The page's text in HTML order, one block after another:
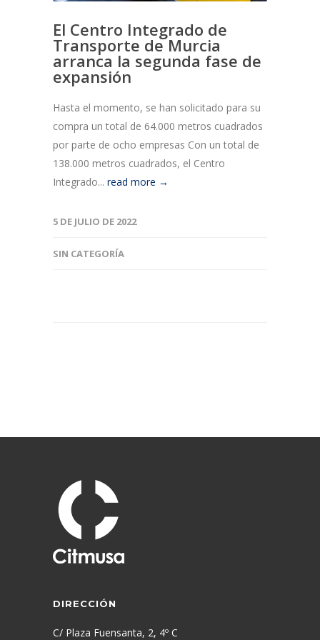
El Centro Integrado de
Transporte de Murcia
arranca la segunda fase de
expansión
Hasta el momento, se han solicitado para su
compra un total de 64.000 metros cuadrados
por parte de ocho empresas Con un total de
138.000 metros cuadrados, el Centro
Integrado... read more →
5 DE JULIO DE 2022
SIN CATEGORÍA
DIRECCIÓN
C/ Plaza Fuensanta, 2, 4º C